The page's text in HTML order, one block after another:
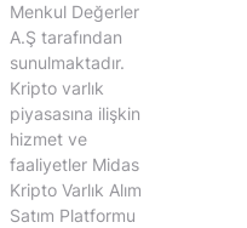
Menkul Değerler
A.Ş tarafından
sunulmaktadır.
Kripto varlık
piyasasına ilişkin
hizmet ve
faaliyetler Midas
Kripto Varlık Alım
Satım Platformu